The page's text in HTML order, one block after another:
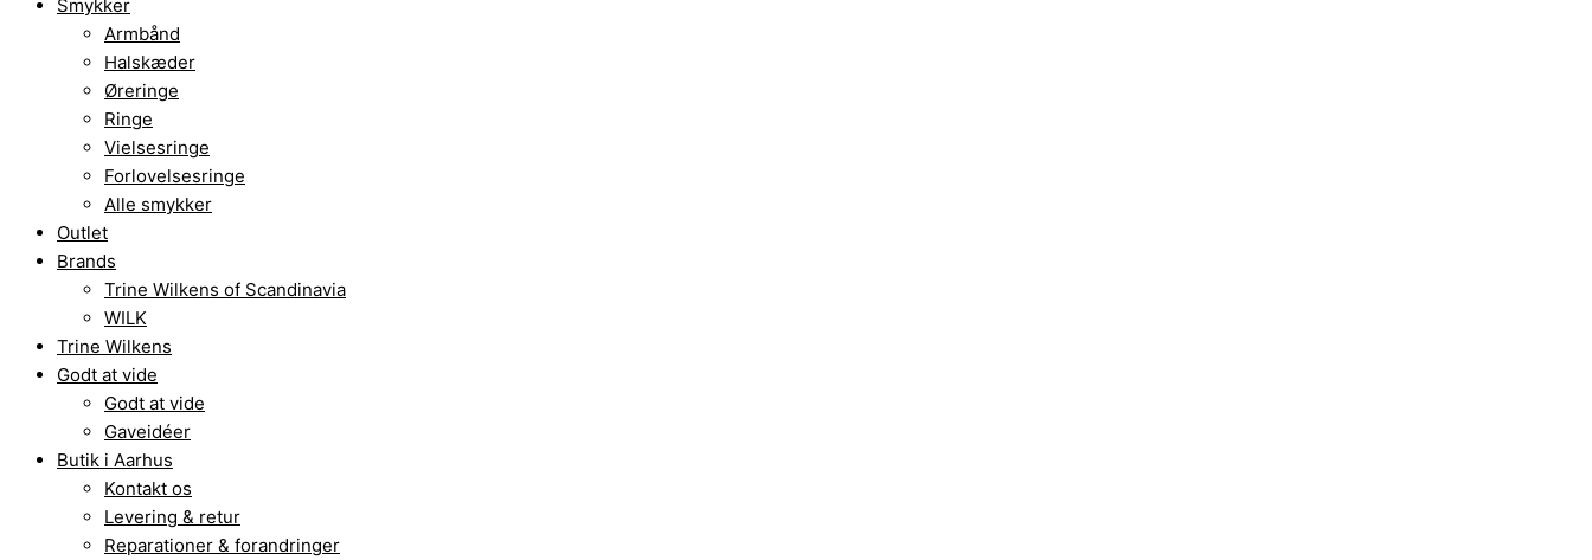
Smykker
Armbånd
Halskæder
Øreringe
Ringe
Vielsesringe
Forlovelsesringe
Alle smykker
Outlet
Brands
Trine Wilkens of Scandinavia
WILK
Trine Wilkens
Godt at vide
Godt at vide
Gaveidéer
Butik i Aarhus
Kontakt os
Levering & retur
Reparationer & forandringer